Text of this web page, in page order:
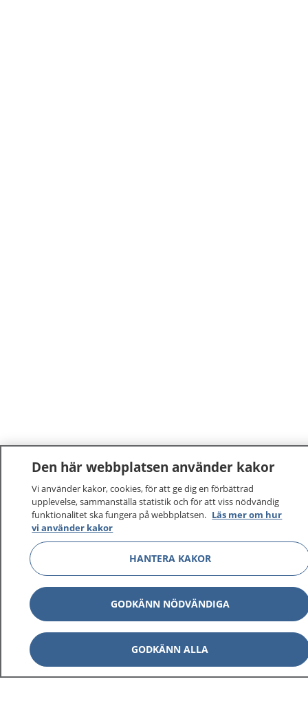
1177–tryggt om din hälsa och vård
På 1177.se får du råd om hälsa och information om
sjukdomar och vilka mottagningar du kan kontakta.
Logga in för att läsa din journal och göra dina
vårdärenden. Ring telefonnummer 1177 för
sjukvårdsrådgivning dygnet runt.
1177 ger dig råd när du vill må bättre.
Den här webbplatsen använder kakor
Vi använder kakor, cookies, för att ge dig en förbättrad
upplevelse, sammanställa statistik och för att viss nödvändig
funktionalitet ska fungera på webbplatsen. Läs mer om hur
vi använder kakor
HANTERA KAKOR
GODKÄNN NÖDVÄNDIGA
GODKÄNN ALLA